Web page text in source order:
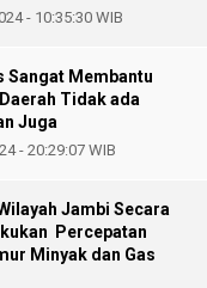
- 10:35:30 WIB
Sangat Membantu
Tidak ada
Juga
- 20:29:07 WIB
Jambi Secara
Percepatan
Minyak dan Gas